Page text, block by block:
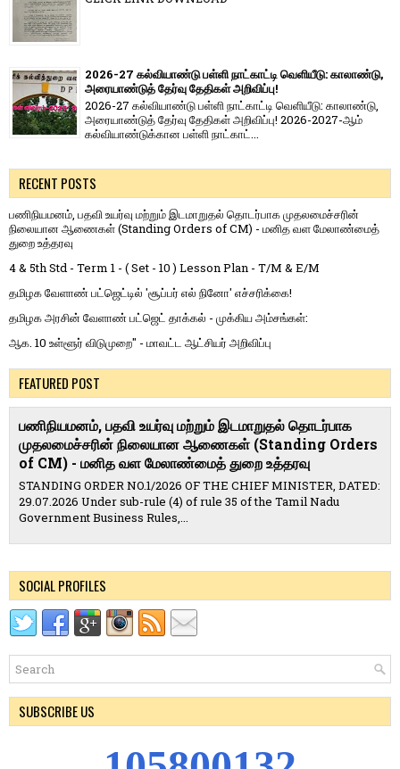
2026-27 கல்வியாண்டு பள்ளி நாட்காட்டி வெளியீடு: காலாண்டு,
அரையாண்டுத் தேர்வு தேதிகள் அறிவிப்பு!
2026-27 கல்வியாண்டு பள்ளி நாட்காட்டி வெளியீடு: காலாண்டு,
அரையாண்டுத் தேர்வு தேதிகள் அறிவிப்பு! 2026-2027-ஆம்
கல்வியாண்டுக்கான பள்ளி நாட்காட்...
RECENT POSTS
பணிநியமனம், பதவி உயர்வு மற்றும் இடமாறுதல் தொடர்பாக முதலமைச்சரின்
நிலையான ஆணைகள் (Standing Orders of CM) - மனித வள மேலாண்மைத்
துறை உத்தரவு
4 & 5th Std - Term 1 - ( Set - 10 ) Lesson Plan - T/M & E/M
தமிழக வேளாண் பட்ஜெட்டில் 'சூப்பர் எல் நினோ' எச்சரிக்கை!
தமிழக அரசின் வேளாண் பட்ஜெட் தாக்கல் - முக்கிய அம்சங்கள்:
ஆக. 10 உள்ளூர் விடுமுறை" - மாவட்ட ஆட்சியர் அறிவிப்பு
FEATURED POST
பணிநியமனம், பதவி உயர்வு மற்றும் இடமாறுதல் தொடர்பாக
முதலமைச்சரின் நிலையான ஆணைகள் (Standing Orders
of CM) - மனித வள மேலாண்மைத் துறை உத்தரவு
STANDING ORDER NO.1/2026 OF THE CHIEF MINISTER, DATED:
29.07.2026 Under sub-rule (4) of rule 35 of the Tamil Nadu
Government Business Rules,...
SOCIAL PROFILES
SUBSCRIBE US